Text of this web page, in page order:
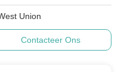
Union
Contacteer Ons